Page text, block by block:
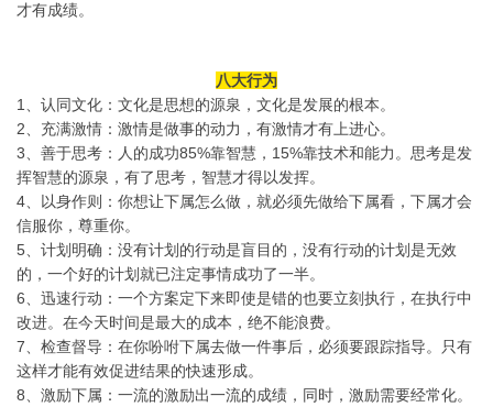
才有成绩。
八大行为
1、认同文化：文化是思想的源泉，文化是发展的根本。
2、充满激情：激情是做事的动力，有激情才有上进心。
3、善于思考：人的成功85%靠智慧，15%靠技术和能力。思考是发
挥智慧的源泉，有了思考，智慧才得以发挥。
4、以身作则：你想让下属怎么做，就必须先做给下属看，下属才会
信服你，尊重你。
5、计划明确：没有计划的行动是盲目的，没有行动的计划是无效
的，一个好的计划就已注定事情成功了一半。
6、迅速行动：一个方案定下来即使是错的也要立刻执行，在执行中
改进。在今天时间是最大的成本，绝不能浪费。
7、检查督导：在你吩咐下属去做一件事后，必须要跟踪指导。只有
这样才能有效促进结果的快速形成。
8、激励下属：一流的激励出一流的成绩，同时，激励需要经常化。